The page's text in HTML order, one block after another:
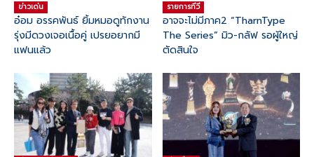
ข่าวเด่น
อ๋อม อรรคพันธ์ ยิ้มหมอดูทักงาน
รุ่งมีดวงเจอเนื้อคู่ เปรยอยากมี
แฟนแล้ว
รายการทีวี
อาจจะไม่มีภาค2 “TharnType
The Series” มิว-กลัฟ รอผู้ใหญ่
ตัดสินใจ